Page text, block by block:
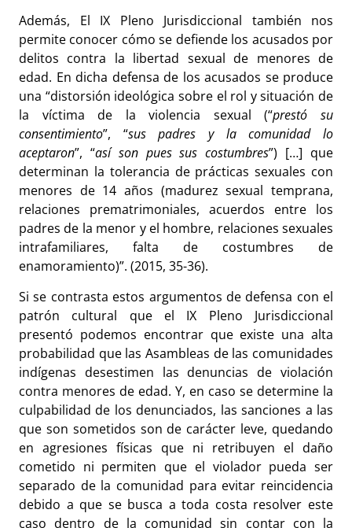
Además, El IX Pleno Jurisdiccional también nos
permite conocer cómo se defiende los acusados por
delitos contra la libertad sexual de menores de
edad. En dicha defensa de los acusados se produce
una “distorsión ideológica sobre el rol y situación de
la víctima de la violencia sexual (“prestó su
consentimiento”, “sus padres y lacomunidad lo
aceptaron”, “así son pues sus costumbres”) […] que
determinan la tolerancia de prácticas sexuales con
menores de 14 años (madurez sexual temprana,
relaciones prematrimoniales, acuerdos entre los
padres de la menor y el hombre, relaciones sexuales
intrafamiliares, falta de costumbres de
enamoramiento)”. (2015, 35-36).
Si se contrasta estos argumentos de defensa con el
patrón cultural que el IX Pleno Jurisdiccional
presentó podemos encontrar que existe una alta
probabilidad que las Asambleas de las comunidades
indígenas desestimen las denuncias de violación
contra menores de edad. Y, en caso se determine la
culpabilidad de los denunciados, las sanciones a las
que son sometidos son de carácter leve, quedando
en agresiones físicas que ni retribuyen el daño
cometido ni permiten que el violador pueda ser
separado de la comunidad para evitar reincidencia
debido a que se busca a toda costa resolver este
caso dentro de la comunidad sin contar con la